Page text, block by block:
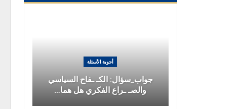
أجوبة الأسئلة
جواب_سؤال: الكـ ـفاح السياسي
والصـ ـراع الفكري هل هما…